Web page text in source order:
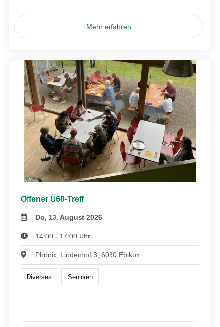
Mehr erfahren
Offener Ü60-Treff
Do, 13. August 2026
14:00 - 17:00 Uhr
Phönix, Lindenhof 3, 6030 Ebikon
Diverses Senioren